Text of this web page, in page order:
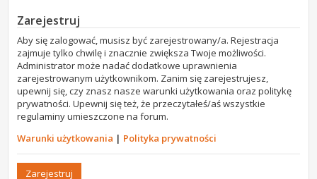
Zarejestruj
Aby się zalogować, musisz być zarejestrowany/a. Rejestracja
zajmuje tylko chwilę i znacznie zwiększa Twoje możliwości.
Administrator może nadać dodatkowe uprawnienia
zarejestrowanym użytkownikom. Zanim się zarejestrujesz,
upewnij się, czy znasz nasze warunki użytkowania oraz politykę
prywatności. Upewnij się też, że przeczytałeś/aś wszystkie
regulaminy umieszczone na forum.
Warunki użytkowania | Polityka prywatności
Zarejestruj